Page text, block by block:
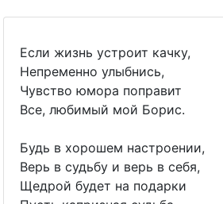
Если жизнь устроит качку,
Непременно улыбнись,
Чувство юмора поправит
Все, любимый мой Борис.
Будь в хорошем настроении,
Верь в судьбу и верь в себя,
Щедрой будет на подарки